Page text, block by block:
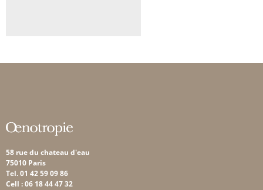
58 rue du chateau d'eau
75010 Paris
Tel. 01 42 59 09 86
Cell : 06 18 44 47 32